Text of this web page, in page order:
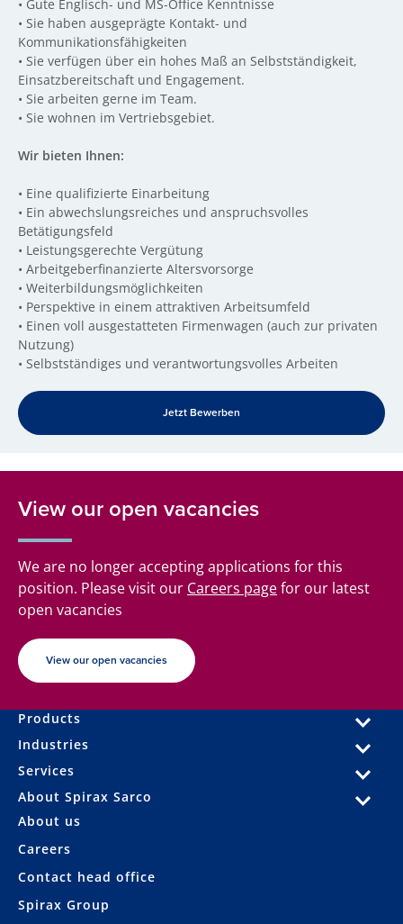
• Gute Englisch- und MS-Office Kenntnisse
• Sie haben ausgeprägte Kontakt- und
Kommunikationsfähigkeiten
• Sie verfügen über ein hohes Maß an Selbstständigkeit,
Einsatzbereitschaft und Engagement.
• Sie arbeiten gerne im Team.
• Sie wohnen im Vertriebsgebiet.
Wir bieten Ihnen:
• Eine qualifizierte Einarbeitung
• Ein abwechslungsreiches und anspruchsvolles
Betätigungsfeld
• Leistungsgerechte Vergütung
• Arbeitgeberfinanzierte Altersvorsorge
• Weiterbildungsmöglichkeiten
• Perspektive in einem attraktiven Arbeitsumfeld
• Einen voll ausgestatteten Firmenwagen (auch zur privaten
Nutzung)
• Selbstständiges und verantwortungsvolles Arbeiten
Jetzt Bewerben
View our open vacancies
We are no longer accepting applications for this
position. Please visit our Careers pagefor our latest
open vacancies
View our open vacancies
Products
Industries
Services
About Spirax Sarco
About us
Careers
Contact head office
Spirax Group